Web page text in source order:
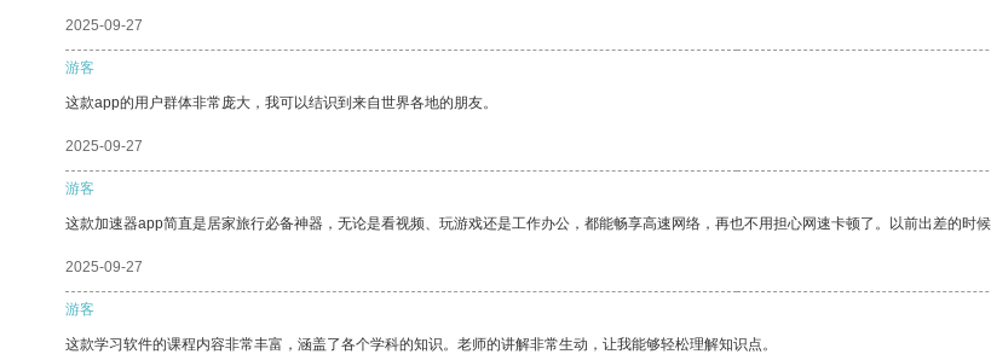
2025-09-27
游客
这款app的用户群体非常庞大，我可以结识到来自世界各地的朋友。
2025-09-27
游客
这款加速器app简直是居家旅行必备神器，无论是看视频、玩游戏还是工作办公，都能畅享高速网络，再也不用担心网速卡顿了。以前出差的时
2025-09-27
游客
这款学习软件的课程内容非常丰富，涵盖了各个学科的知识。老师的讲解非常生动，让我能够轻松理解知识点。